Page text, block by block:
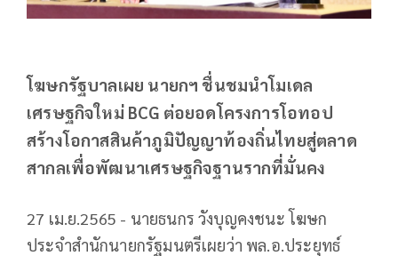
โฆษกรัฐบาลเผย นายกฯ ชื่นชมนำโมเดล
เศรษฐกิจใหม่ BCG ต่อยอดโครงการโอทอป
สร้างโอกาสสินค้าภูมิปัญญาท้องถิ่นไทยสู่ตลาด
สากลเพื่อพัฒนาเศรษฐกิจฐานรากที่มั่นคง
27 เม.ย.2565 - นายธนกร วังบุญคงชนะ โฆษก
ประจำสำนักนายกรัฐมนตรีเผยว่า พล.อ.ประยุทธ์